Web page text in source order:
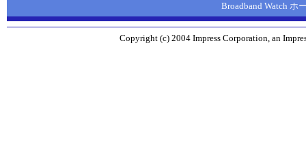
Broadband Watch ホ
Copyright (c) 2004 Impress Corporation, an